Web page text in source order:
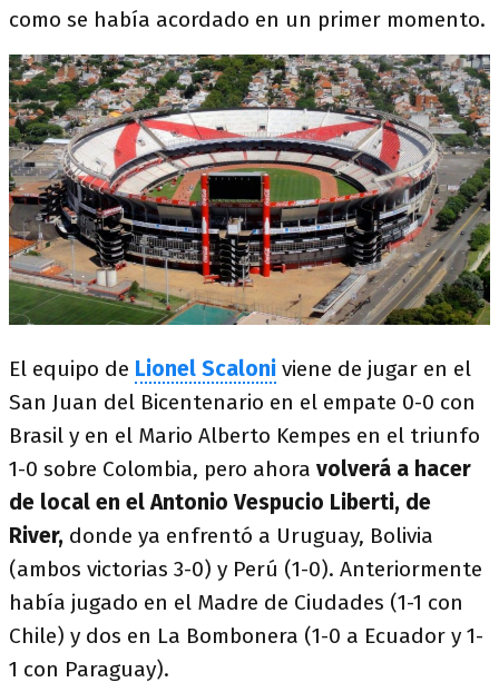
como se había acordado en un primer momento.
El equipo de Lionel Scaloni viene de jugar en el
San Juan del Bicentenario en el empate 0-0 con
Brasil y en el Mario Alberto Kempes en el triunfo
1-0 sobre Colombia, pero ahora volverá a hacer
de local en el Antonio Vespucio Liberti, de
River, donde ya enfrentó a Uruguay, Bolivia
(ambos victorias 3-0) y Perú (1-0). Anteriormente
había jugado en el Madre de Ciudades (1-1 con
Chile) y dos en La Bombonera (1-0 a Ecuador y 1-
1 con Paraguay).